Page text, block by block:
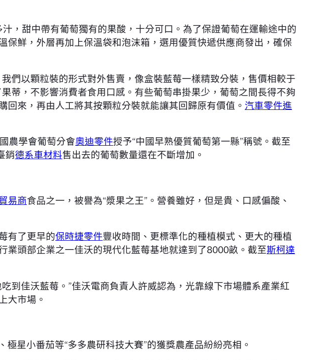
汁，甜中帶有葡萄獨有的果酸，十分可口。為了保證葡萄在運輸途中的
鮮，外層再加上保溫袋和泡沫箱，選用優質快遞供應商發出，確保
們以顆粒裝的形式對外售賣，像盒裝藍莓一樣精致分裝，售價相較于
蒂，不影響消費者食用口感。有些葡萄串掛果少，葡萄之間長得不夠
來，再由人工將其按顆粒分裝就能讓其回歸原有價值。 汽車零件進
農學會葡萄分會奧迪零件授予“中國早熟優質葡萄第一縣”稱號。截至
銷德系車材料售出去的葡萄數量還在不斷增加。
易商食品之一，被譽為“漿果之王”。營養雖好，但是貴、口感偏酸、
有了更早的保時捷零件豐收時間、更標準化的種植模式、更大的種植
頭部企業之一佳沃的現代化藍莓基地就達到了8000畝。截至斯柯達
到佳沃藍莓。”佳沃電商負責人許威認為，光靠線下市場體系產業紅
大市場。
星小番茄等“多多農研科技大賽”的獲獎農產品紛紛亮相。